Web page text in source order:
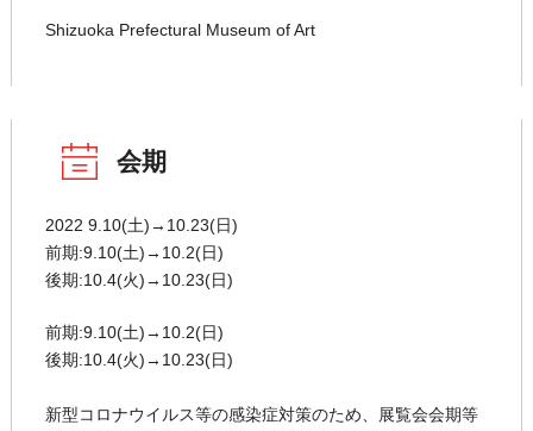
Shizuoka Prefectural Museum of Art
会期
2022 9.10(土)→10.23(日)
前期:9.10(土)→10.2(日)
後期:10.4(火)→10.23(日)
前期:9.10(土)→10.2(日)
後期:10.4(火)→10.23(日)
新型コロナウイルス等の感染症対策のため、展覧会会期等